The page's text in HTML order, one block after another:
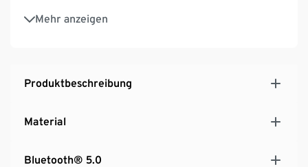
Mehr anzeigen
Für Rechts- und Linkshänder geeignet
Mit einer Vielzahl von Geräten kompatibel, z.B.
Produktbeschreibung
Material
Bluetooth® 5.0